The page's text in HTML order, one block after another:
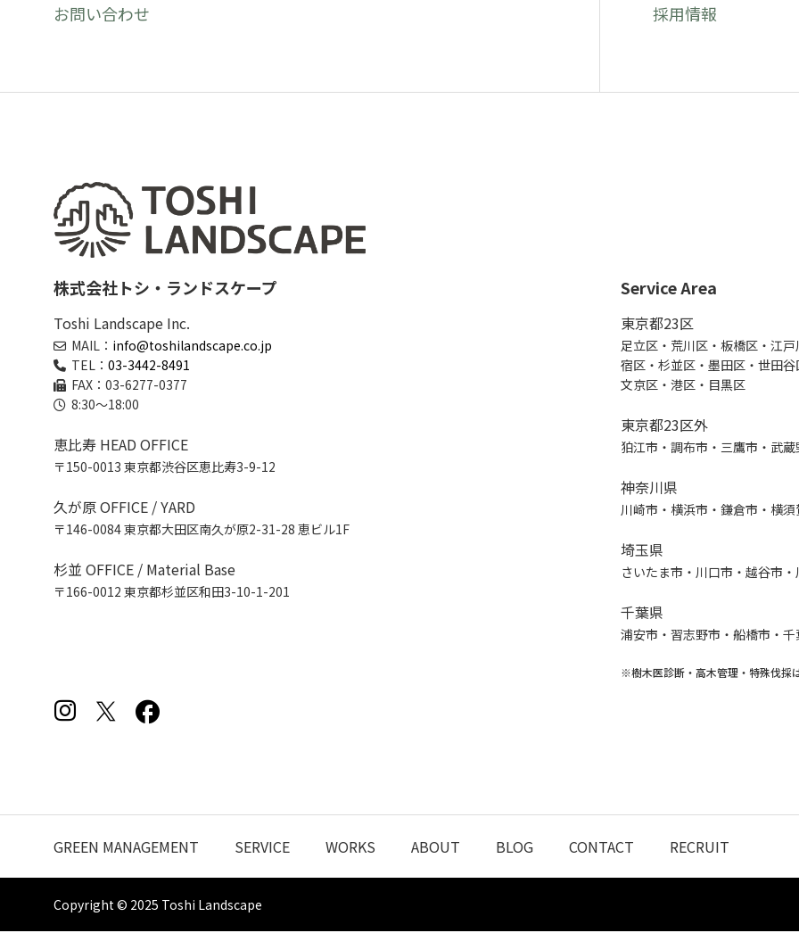
お問い合わせ 採用情報
株式会社トシ・ランドスケープ
Toshi Landscape Inc.
MAIL： info@toshilandscape.co.jp
TEL： 03-3442-8491
FAX：03-6277-0377
8:30～18:00
恵比寿 HEAD OFFICE
〒150-0013 東京都渋谷区恵比寿3-9-12
久が原 OFFICE / YARD
〒146-0084 東京都大田区南久が原2-31-28 恵ビル1F
杉並 OFFICE / Material Base
〒166-0012 東京都杉並区和田3-10-1-201
Service Area
東京都23区
足立区・荒川区・板橋区・江
宿区・杉並区・墨田区・世田
文京区・港区・目黒区
東京都23区外
狛江市・調布市・三鷹市・武
神奈川県
川崎市・横浜市・鎌倉市・横
埼玉県
さいたま市・川口市・越谷市
千葉県
浦安市・習志野市・船橋市・
※樹木医診断・高木管理・特殊伐採
GREEN MANAGEMENT SERVICE WORKS ABOUT BLOG CONTACT RECRUIT
Copyright © 2025 Toshi Landscape